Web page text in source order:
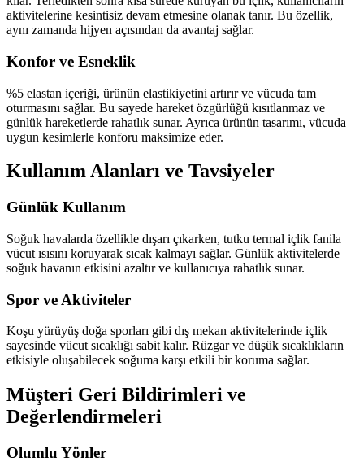
aktivitelerine kesintisiz devam etmesine olanak tanır. Bu özellik,
aynı zamanda hijyen açısından da avantaj sağlar.
Konfor ve Esneklik
%5 elastan içeriği, ürünün elastikiyetini artırır ve vücuda tam
oturmasını sağlar. Bu sayede hareket özgürlüğü kısıtlanmaz ve
günlük hareketlerde rahatlık sunar. Ayrıca ürünün tasarımı, vücuda
uygun kesimlerle konforu maksimize eder.
Kullanım Alanları ve Tavsiyeler
Günlük Kullanım
Soğuk havalarda özellikle dışarı çıkarken, tutku termal içlik fanila
vücut ısısını koruyarak sıcak kalmayı sağlar. Günlük aktivitelerde
soğuk havanın etkisini azaltır ve kullanıcıya rahatlık sunar.
Spor ve Aktiviteler
Koşu yürüyüş doğa sporları gibi dış mekan aktivitelerinde içlik
sayesinde vücut sıcaklığı sabit kalır. Rüzgar ve düşük sıcaklıkların
etkisiyle oluşabilecek soğuma karşı etkili bir koruma sağlar.
Müşteri Geri Bildirimleri ve
Değerlendirmeleri
Olumlu Yönler